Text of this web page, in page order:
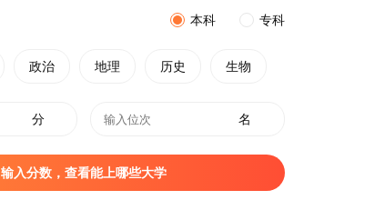
本科 专科
政治 地理 历史 生物
分 名
输入分数，查看能上哪些大学